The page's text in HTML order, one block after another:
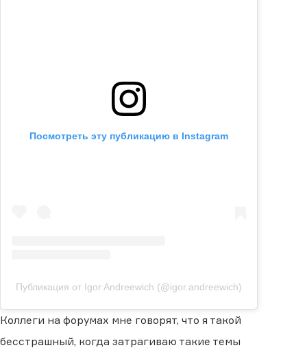
Посмотреть эту публикацию в Instagram
Публикация от Igor Andreewich (@igor.andreewich)
Коллеги на форумах мне говорят, что я такой
бесстрашный, когда затрагиваю такие темы